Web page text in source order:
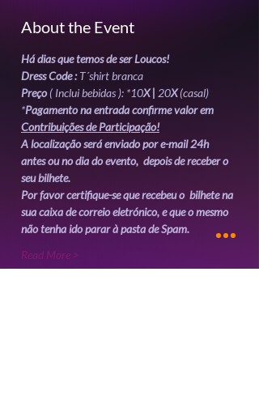
About the Event
Há dias que temos de ser Loucos!
Dress Code : T´shirt branca
Preço ( Inclui bebidas ): *10X | 20X (casal)
*Pagamento na entrada confirme valor em
Contribuições de Participação!
A localização será enviado por e-mail 24h
antes ou no dia do evento,  depois de receber o
seu bilhete.
Por favor certifique-se que recebeu o  bilhete na
sua caixa de correio eletrónico, e que o mesmo
não tenha ido parar à pasta de Spam.
Read More >